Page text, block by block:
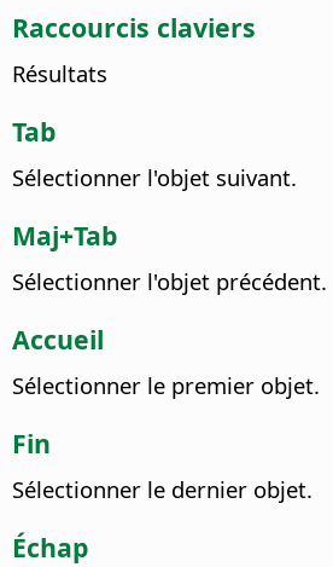
Raccourcis claviers
Résultats
Tab
Sélectionner l'objet suivant.
Maj+Tab
Sélectionner l'objet précédent.
Accueil
Sélectionner le premier objet.
Fin
Sélectionner le dernier objet.
Échap